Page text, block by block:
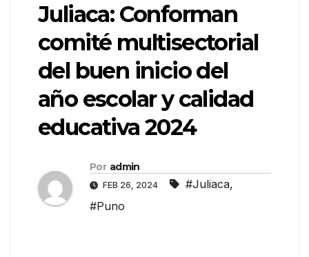
Juliaca: Conforman
comité multisectorial
del buen inicio del
año escolar y calidad
educativa 2024
Por admin
FEB 26, 2024 #Juliaca,
#Puno